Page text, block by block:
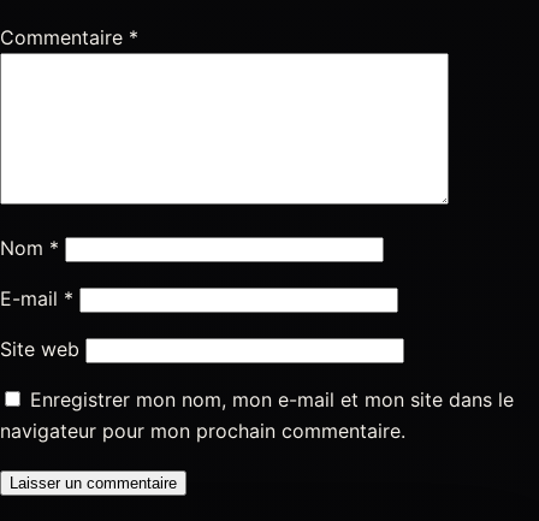
Commentaire *
Nom *
E-mail *
Site web
Enregistrer mon nom, mon e-mail et mon site dans le
navigateur pour mon prochain commentaire.